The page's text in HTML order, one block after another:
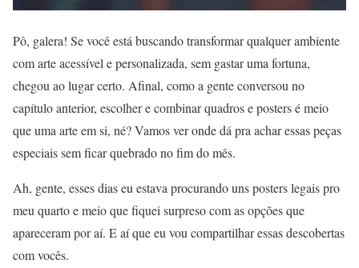
Pô, galera! Se você está buscando transformar qualquer ambiente
com arte acessível e personalizada, sem gastar uma fortuna,
chegou ao lugar certo. Afinal, como a gente conversou no
capítulo anterior, escolher e combinar quadros e posters é meio
que uma arte em si, né? Vamos ver onde dá pra achar essas peças
especiais sem ficar quebrado no fim do mês.
Ah, gente, esses dias eu estava procurando uns posters legais pro
meu quarto e meio que fiquei surpreso com as opções que
apareceram por aí. E aí que eu vou compartilhar essas descobertas
com vocês.